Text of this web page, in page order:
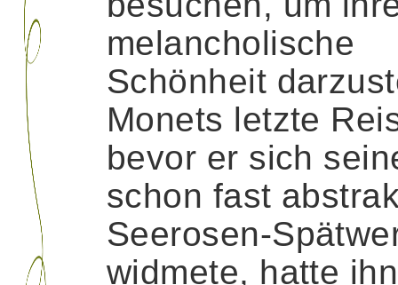
melancholische
Schönheit
Monets letzte
bevor er sich
schon fast
Seerosen-
widmete, hatte ihn